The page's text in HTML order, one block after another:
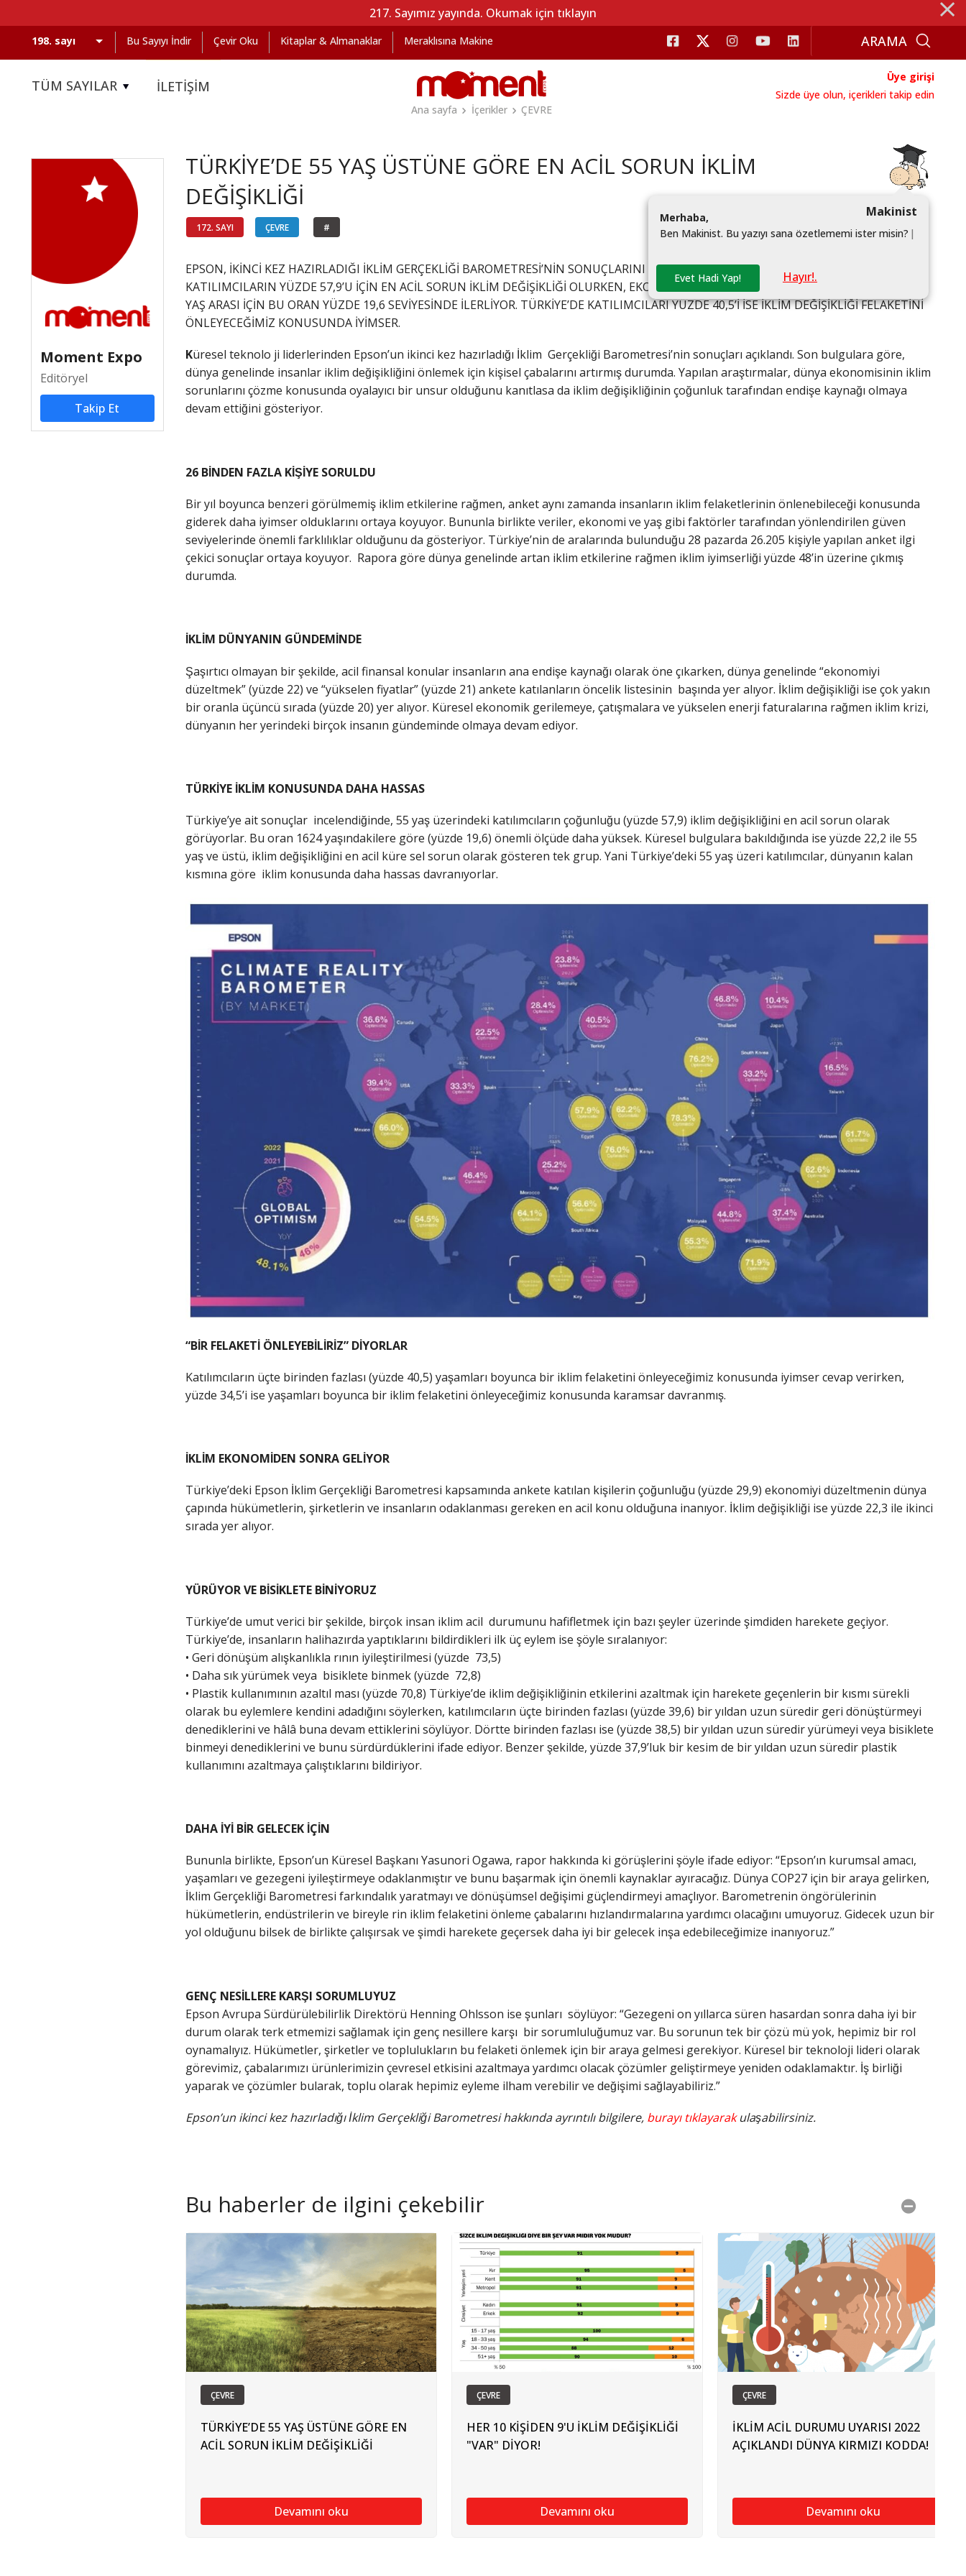
217. Sayımız yayında. Okumak için tıklayın ⨯
Bu Sayıyı İndir Çevir Oku Kitaplar & Almanaklar Meraklısına Makine
TÜM SAYILAR İLETİŞİM
Üye girişi
Sizde üye olun, içerikleri takip edin
Ana sayfa
İçerikler ÇEVRE
Moment Expo
Editöryel
Takip Et
TÜRKİYE’DE 55 YAŞ ÜSTÜNE GÖRE EN ACİL SORUN İKLİM
DEĞİŞİKLİĞİ
172. SAYI ÇEVRE #
Makinist
Merhaba,
Ben Makinist. Bu yazıyı sana özetlememi ister misin? |
Evet Hadi Yap! Hayır!.
EPSON, İKİNCİ KEZ HAZIRLADIĞI İKLİM GERÇEKLİĞİ BAROMETRESİ’NİN SONUÇLARINI AÇIKLADI. RAPORA GÖRE TÜRKİYE’DE 55 YAŞ ÜZERİ
KATILIMCILARIN YÜZDE 57,9’U İÇİN EN ACİL SORUN İKLİM DEĞİŞİKLİĞİ OLURKEN, EKONOMİYİ İKLİMDEN DAHA ÇOK ÖNEMSEYEN 16-24
YAŞ ARASI İÇİN BU ORAN YÜZDE 19,6 SEVİYESİNDE İLERLİYOR. TÜRKİYE’DE KATILIMCILARI YÜZDE 40,5’İ İSE İKLİM DEĞİŞİKLİĞİ FELAKETİNİ
ÖNLEYECEĞİMİZ KONUSUNDA İYİMSER.
Küresel teknolo ji liderlerinden Epson’un ikinci kez hazırladığı İklim Gerçekliği Barometresi’nin sonuçları açıklandı. Son bulgulara göre,
dünya genelinde insanlar iklim değişikliğini önlemek için kişisel çabalarını artırmış durumda. Yapılan araştırmalar, dünya ekonomisinin iklim
sorunlarını çözme konusunda oyalayıcı bir unsur olduğunu kanıtlasa da iklim değişikliğinin çoğunluk tarafından endişe kaynağı olmaya
devam ettiğini gösteriyor.
26 BİNDEN FAZLA KİŞİYE SORULDU
Bir yıl boyunca benzeri görülmemiş iklim etkilerine rağmen, anket aynı zamanda insanların iklim felaketlerinin önlenebileceği konusunda
giderek daha iyimser olduklarını ortaya koyuyor. Bununla birlikte veriler, ekonomi ve yaş gibi faktörler tarafından yönlendirilen güven
seviyelerinde önemli farklılıklar olduğunu da gösteriyor. Türkiye’nin de aralarında bulunduğu 28 pazarda 26.205 kişiyle yapılan anket ilgi
çekici sonuçlar ortaya koyuyor. Rapora göre dünya genelinde artan iklim etkilerine rağmen iklim iyimserliği yüzde 48’in üzerine çıkmış
durumda.
İKLİM DÜNYANIN GÜNDEMİNDE
Şaşırtıcı olmayan bir şekilde, acil finansal konular insanların ana endişe kaynağı olarak öne çıkarken, dünya genelinde “ekonomiyi
düzeltmek” (yüzde 22) ve “yükselen fiyatlar” (yüzde 21) ankete katılanların öncelik listesinin başında yer alıyor. İklim değişikliği ise çok yakın
bir oranla üçüncü sırada (yüzde 20) yer alıyor. Küresel ekonomik gerilemeye, çatışmalara ve yükselen enerji faturalarına rağmen iklim krizi,
dünyanın her yerindeki birçok insanın gündeminde olmaya devam ediyor.
TÜRKİYE İKLİM KONUSUNDA DAHA HASSAS
Türkiye’ye ait sonuçlar incelendiğinde, 55 yaş üzerindeki katılımcıların çoğunluğu (yüzde 57,9) iklim değişikliğini en acil sorun olarak
görüyorlar. Bu oran 1624 yaşındakilere göre (yüzde 19,6) önemli ölçüde daha yüksek. Küresel bulgulara bakıldığında ise yüzde 22,2 ile 55
yaş ve üstü, iklim değişikliğini en acil küre sel sorun olarak gösteren tek grup. Yani Türkiye’deki 55 yaş üzeri katılımcılar, dünyanın kalan
kısmına göre iklim konusunda daha hassas davranıyorlar.
“BİR FELAKETİ ÖNLEYEBİLİRİZ” DİYORLAR
Katılımcıların üçte birinden fazlası (yüzde 40,5) yaşamları boyunca bir iklim felaketini önleyeceğimiz konusunda iyimser cevap verirken,
yüzde 34,5’i ise yaşamları boyunca bir iklim felaketini önleyeceğimiz konusunda karamsar davranmış.
İKLİM EKONOMİDEN SONRA GELİYOR
Türkiye’deki Epson İklim Gerçekliği Barometresi kapsamında ankete katılan kişilerin çoğunluğu (yüzde 29,9) ekonomiyi düzeltmenin dünya
çapında hükümetlerin, şirketlerin ve insanların odaklanması gereken en acil konu olduğuna inanıyor. İklim değişikliği ise yüzde 22,3 ile ikinci
sırada yer alıyor.
YÜRÜYOR VE BİSİKLETE BİNİYORUZ
Türkiye’de umut verici bir şekilde, birçok insan iklim acil durumunu hafifletmek için bazı şeyler üzerinde şimdiden harekete geçiyor.
Türkiye’de, insanların halihazırda yaptıklarını bildirdikleri ilk üç eylem ise şöyle sıralanıyor:
• Geri dönüşüm alışkanlıkla rının iyileştirilmesi (yüzde 73,5)
• Daha sık yürümek veya bisiklete binmek (yüzde 72,8)
• Plastik kullanımının azaltıl ması (yüzde 70,8) Türkiye’de iklim değişikliğinin etkilerini azaltmak için harekete geçenlerin bir kısmı sürekli
olarak bu eylemlere kendini adadığını söylerken, katılımcıların üçte birinden fazlası (yüzde 39,6) bir yıldan uzun süredir geri dönüştürmeyi
denediklerini ve hâlâ buna devam ettiklerini söylüyor. Dörtte birinden fazlası ise (yüzde 38,5) bir yıldan uzun süredir yürümeyi veya bisiklete
binmeyi denediklerini ve bunu sürdürdüklerini ifade ediyor. Benzer şekilde, yüzde 37,9’luk bir kesim de bir yıldan uzun süredir plastik
kullanımını azaltmaya çalıştıklarını bildiriyor.
DAHA İYİ BİR GELECEK İÇİN
Bununla birlikte, Epson’un Küresel Başkanı Yasunori Ogawa, rapor hakkında ki görüşlerini şöyle ifade ediyor: “Epson’ın kurumsal amacı,
yaşamları ve gezegeni iyileştirmeye odaklanmıştır ve bunu başarmak için önemli kaynaklar ayıracağız. Dünya COP27 için bir araya gelirken,
İklim Gerçekliği Barometresi farkındalık yaratmayı ve dönüşümsel değişimi güçlendirmeyi amaçlıyor. Barometrenin öngörülerinin
hükümetlerin, endüstrilerin ve bireyle rin iklim felaketini önleme çabalarını hızlandırmalarına yardımcı olacağını umuyoruz. Gidecek uzun bir
yol olduğunu bilsek de birlikte çalışırsak ve şimdi harekete geçersek daha iyi bir gelecek inşa edebileceğimize inanıyoruz.”
GENÇ NESİLLERE KARŞI SORUMLUYUZ
Epson Avrupa Sürdürülebilirlik Direktörü Henning Ohlsson ise şunları söylüyor: “Gezegeni on yıllarca süren hasardan sonra daha iyi bir
durum olarak terk etmemizi sağlamak için genç nesillere karşı bir sorumluluğumuz var. Bu sorunun tek bir çözü mü yok, hepimiz bir rol
oynamalıyız. Hükümetler, şirketler ve toplulukların bu felaketi önlemek için bir araya gelmesi gerekiyor. Küresel bir teknoloji lideri olarak
görevimiz, çabalarımızı ürünlerimizin çevresel etkisini azaltmaya yardımcı olacak çözümler geliştirmeye yeniden odaklamaktır. İş birliği
yaparak ve çözümler bularak, toplu olarak hepimiz eyleme ilham verebilir ve değişimi sağlayabiliriz.”
Epson’un ikinci kez hazırladığı İklim Gerçekliği Barometresi hakkında ayrıntılı bilgilere, burayı tıklayarakulaşabilirsiniz.
Bu haberler de ilgini çekebilir
ÇEVRE
TÜRKİYE’DE 55 YAŞ ÜSTÜNE GÖRE EN
ACİL SORUN İKLİM DEĞİŞİKLİĞİ
Devamını oku
ÇEVRE
HER 10 KİŞİDEN 9'U İKLİM DEĞİŞİKLİĞİ
"VAR" DİYOR!
Devamını oku
ÇEVRE
İKLİM ACİL DURUMU UYARISI 2022
AÇIKLANDI DÜNYA KIRMIZI KODDA!
Devamını oku